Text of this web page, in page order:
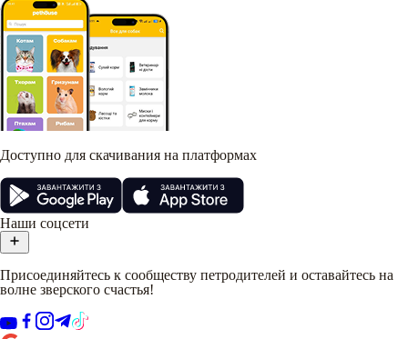
Доступно для скачивания на платформах
Наши соцсети
Присоединяйтесь к сообществу петродителей и оставайтесь на
волне зверского счастья!